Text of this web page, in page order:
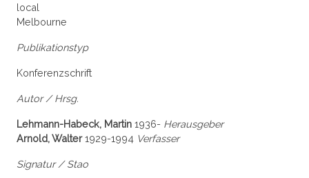
local
Melbourne
Publikationstyp
Konferenzschrift
Autor / Hrsg.
Lehmann-Habeck, Martin 1936- Herausgeber
Arnold, Walter1929-1994 Verfasser
Signatur / Stao